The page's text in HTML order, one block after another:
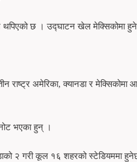
थपिएको छ । उद्घाटन खेल मेक्सिकोमा
राष्ट्र अमेरिका, क्यानडा र
भएका हुन् ।
२ गरी कूल १६ शहरको स्टेडियममा